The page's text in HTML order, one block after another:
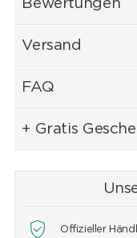
Bewertungen
Versand
FAQ
+ Gratis
Offizieller